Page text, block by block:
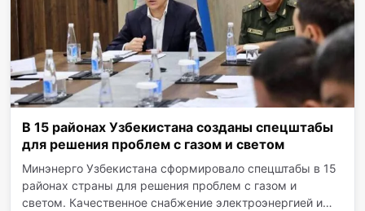
В 15 районах Узбекистана созданы спецштабы
для решения проблем с газом и светoм
Минэнерго Узбекистана сформировало спецштабы в 15
районах страны для решения проблем с газом и
светoм. Качественное снабжение электроэнергией и